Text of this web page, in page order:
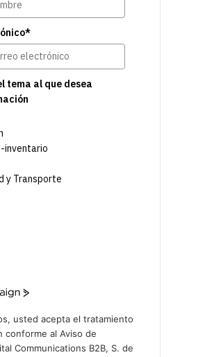
tema al que desea
inventario
y Transporte
usted acepta el tratamiento
conforme alAviso de
Communications B2B, S. de